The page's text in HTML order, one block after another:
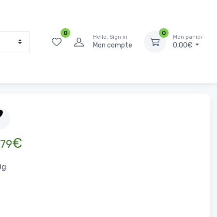
0
Hello, Sign in
Mon compte
0
Mon panier
0,00€
79€